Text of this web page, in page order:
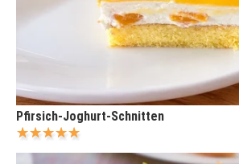
Pfirsich-Joghurt-Schnitten